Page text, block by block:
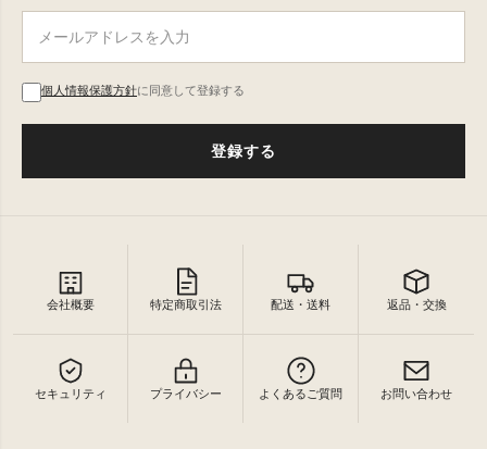
個人情報保護方針に同意して登録する
登録する
会社概要 特定商取引法 配送・送料 返品・交換
セキュリティ プライバシー よくあるご質問 お問い合わせ